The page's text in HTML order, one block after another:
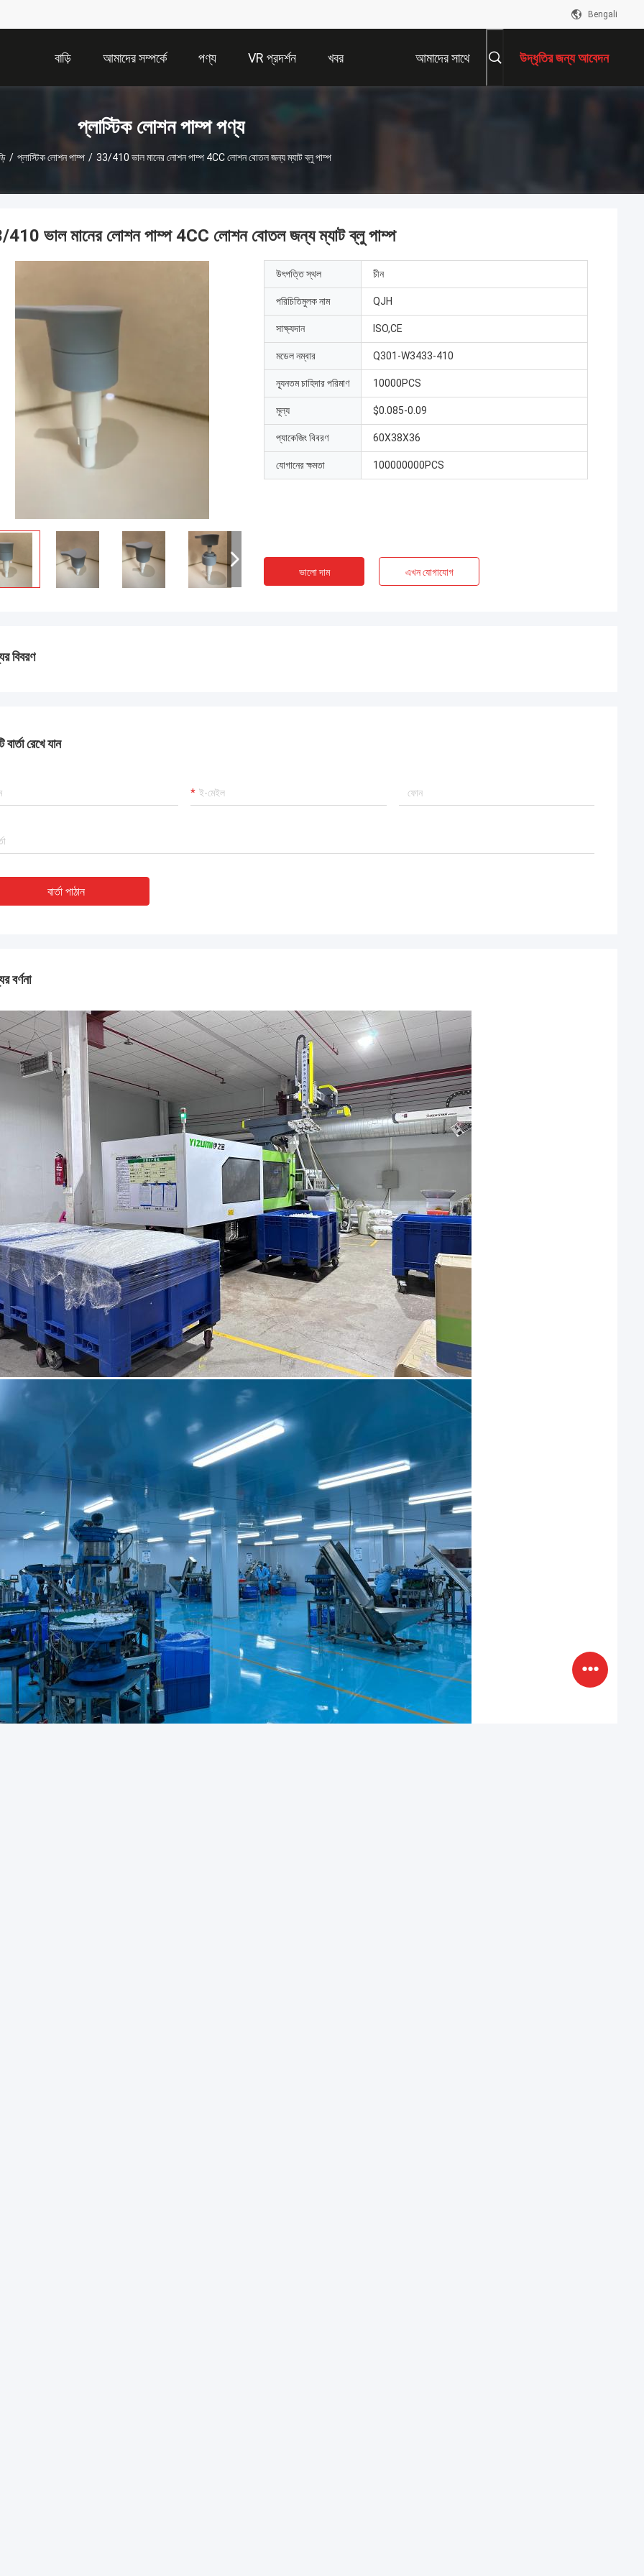
Bengali
বাড়ি আমাদের সম্পর্কে পণ্য VR প্রদর্শন খবর আমাদের সাথে উদ্ধৃতির জন্য আবেদন
প্লাস্টিক লোশন পাম্প পণ্য
/ প্লাস্টিক লোশন পাম্প / 33/410 ভাল মানের লোশন পাম্প 4CC লোশন বোতল জন্য ম্যাট ব্লু পাম্প
ভাল মানের লোশন পাম্প 4CC লোশন বোতল জন্য ম্যাট ব্লু পাম্প
উৎপত্তি স্থল চীন
পরিচিতিমুলক নাম QJH
সাক্ষ্যদান ISO,CE
মডেল নম্বার Q301-W3433-410
ন্যূনতম চাহিদার পরিমাণ 10000PCS
মূল্য $0.085-0.09
প্যাকেজিং বিবরণ 60X38X36
যোগানের ক্ষমতা 100000000PCS
ভালো দাম এখন যোগাযোগ
বিবরণ
বার্তা রেখে যান
বার্তা পাঠান
বর্ণনা